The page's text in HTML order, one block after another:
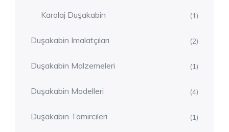
Karolaj Duşakabin (1)
Duşakabin Imalatçıları (2)
Duşakabin Malzemeleri (1)
Duşakabin Modelleri (4)
Duşakabin Tamircileri (1)